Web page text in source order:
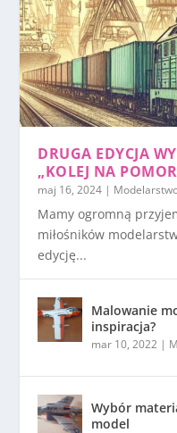
DRUGA EDYCJA
„KOLEJ NA
maj 16, 2024 |
Mamy ogromną
miłośników
edycję...
Malowanie
inspiracja?
mar 10, 2022 |
Wybór
model